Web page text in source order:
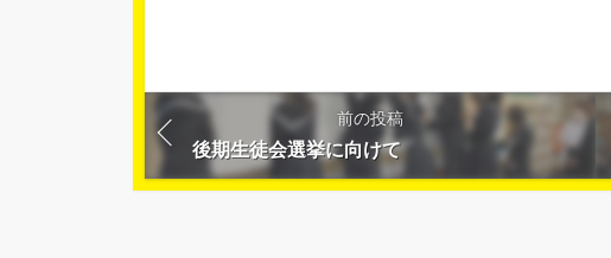
前の投稿
後期生徒会選挙に向けて